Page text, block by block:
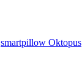
smartpillow Oktopus